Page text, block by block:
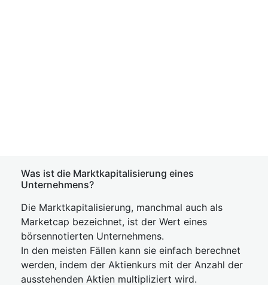
Was ist die Marktkapitalisierung eines
Unternehmens?
Die Marktkapitalisierung, manchmal auch als
Marketcap bezeichnet, ist der Wert eines
börsennotierten Unternehmens.
In den meisten Fällen kann sie einfach berechnet
werden, indem der Aktienkurs mit der Anzahl der
ausstehenden Aktien multipliziert wird.